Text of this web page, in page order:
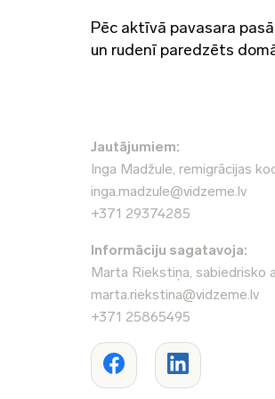
Pēc aktīvā pavasara
un rudenī paredzēts
Jautājumiem:
Inga Madžule, remigrācijas
inga.madzule@vidzeme.lv
+371 29374285
Informāciju sagatavoja:
Marta Riekstiņa,
marta.riekstina@vidzeme.lv
+371 25865495